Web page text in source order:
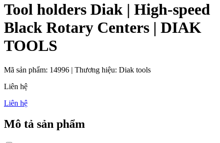
Tool holders Diak | High-speed
Black Rotary Centers | DIAK
TOOLS
Mã sản phẩm: 14996 | Thương hiệu: Diak tools
Liên hệ
Liên hệ
Mô tả sản phẩm